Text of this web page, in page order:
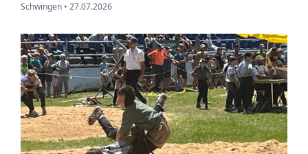
Schwingen • 27.07.2026